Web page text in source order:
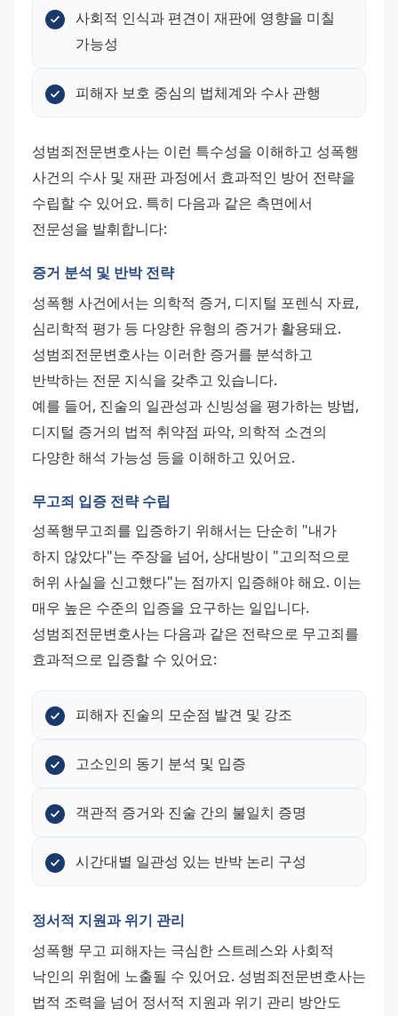
사회적 인식과 편견이 재판에 영향을 미칠
가능성
피해자 보호 중심의 법체계와 수사 관행
성범죄전문변호사는 이런 특수성을 이해하고 성폭행
사건의 수사 및 재판 과정에서 효과적인 방어 전략을
수립할 수 있어요. 특히 다음과 같은 측면에서
전문성을 발휘합니다:
증거 분석 및 반박 전략
성폭행 사건에서는 의학적 증거, 디지털 포렌식 자료,
심리학적 평가 등 다양한 유형의 증거가 활용돼요.
성범죄전문변호사는 이러한 증거를 분석하고
반박하는 전문 지식을 갖추고 있습니다.
예를 들어, 진술의 일관성과 신빙성을 평가하는 방법,
디지털 증거의 법적 취약점 파악, 의학적 소견의
다양한 해석 가능성 등을 이해하고 있어요.
무고죄 입증 전략 수립
성폭행무고죄를 입증하기 위해서는 단순히 "내가
하지 않았다"는 주장을 넘어, 상대방이 "고의적으로
허위 사실을 신고했다"는 점까지 입증해야 해요. 이는
매우 높은 수준의 입증을 요구하는 일입니다.
성범죄전문변호사는 다음과 같은 전략으로 무고죄를
효과적으로 입증할 수 있어요:
피해자 진술의 모순점 발견 및 강조
고소인의 동기 분석 및 입증
객관적 증거와 진술 간의 불일치 증명
시간대별 일관성 있는 반박 논리 구성
정서적 지원과 위기 관리
성폭행 무고 피해자는 극심한 스트레스와 사회적
낙인의 위험에 노출될 수 있어요. 성범죄전문변호사는
법적 조력을 넘어 정서적 지원과 위기 관리 방안도